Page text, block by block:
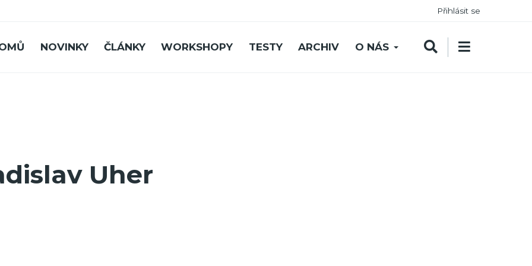
Přihlásit se
NOVINKY ČLÁNKY WORKSHOPY TESTY ARCHIV O NÁS
Uher